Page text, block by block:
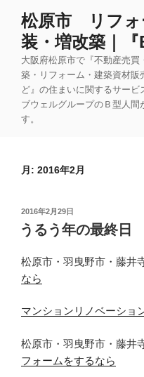
松原市 リフォ
装・増改築｜『
大阪府松原市で『不動産売
築・リフォーム・建築資材販
ど』の住まいに関するサー
ブウェルグループのＢ型人間
す。
月: 2016年2月
投
稿
日:
2016年2月29日
うるう年の最終日
松原市・羽曳野市・藤井
なら
マンションリノベーショ
松原市・羽曳野市・藤井
フォームをするなら